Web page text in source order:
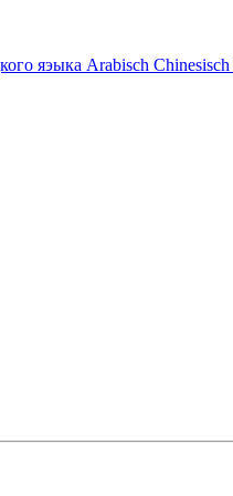
яэыка Arabisch Chinesisch